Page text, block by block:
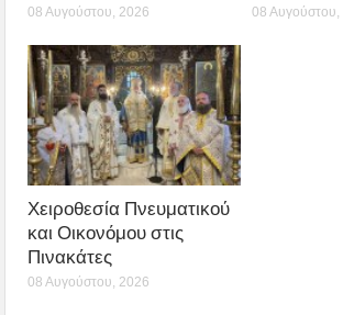
08 Αυγούστου, 2026 08 Αυγούστου,
Χειροθεσία Πνευματικού
και Οικονόμου στις
Πινακάτες
08 Αυγούστου, 2026